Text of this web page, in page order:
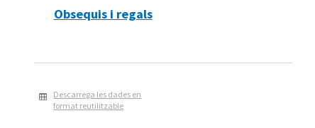
Obsequis i regals
Descarrega les dades en
format reutilitzable